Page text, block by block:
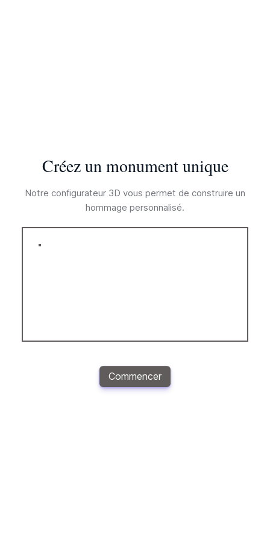
Créez un monument unique
Notre configurateur 3D vous permet de construire un
hommage personnalisé.
Commencer